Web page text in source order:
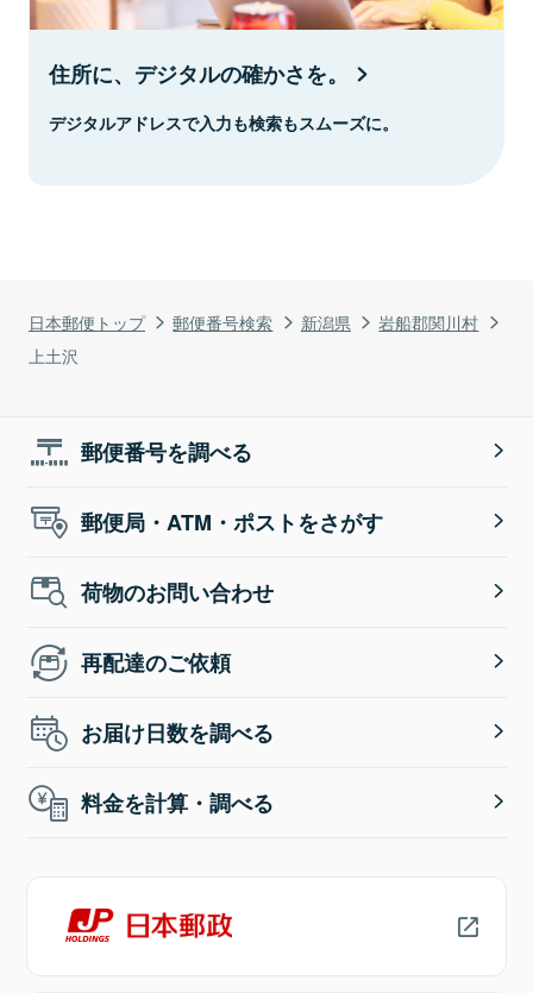
日本郵便トップ 郵便番号検索 新潟県
岩船郡関川村
上土沢
住所に、デジタルの確かさを。
デジタルアドレスで入力も検索もスムーズに。
郵便番号を調べる
郵便局・ATM・ポストをさがす
荷物のお問い合わせ
再配達のご依頼
お届け日数を調べる
料金を計算・調べる